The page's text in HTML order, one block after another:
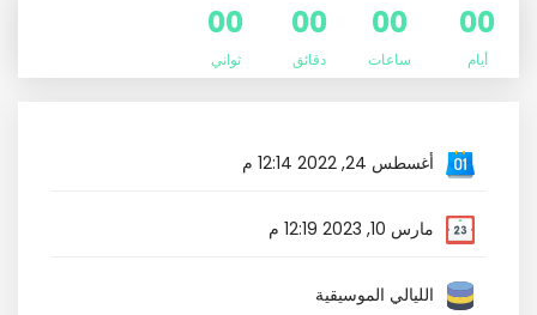
00
أيام
00
ساعات
00
دقائق
00
ثواني
أغسطس 24, 2022 12:14 م
مارس 10, 2023 12:19 م
الليالي الموسيقية